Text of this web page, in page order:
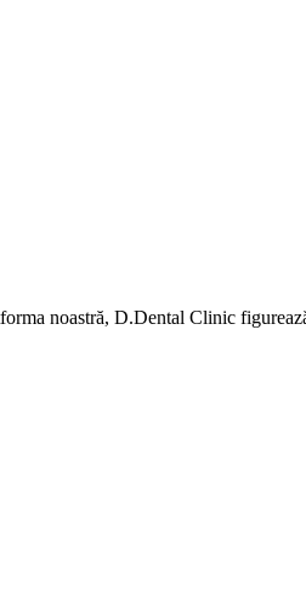
noastră, D.Dental Clinic